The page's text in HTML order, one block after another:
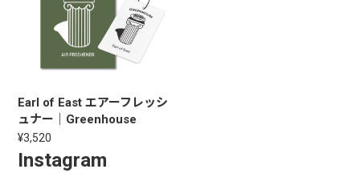
Earl of East エアーフレッシ
ュナー｜Greenhouse
¥3,520
Instagram